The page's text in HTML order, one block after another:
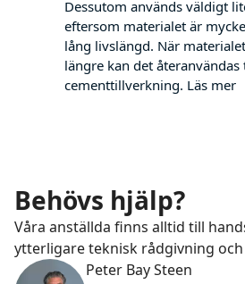
Dessutom används väldigt
eftersom materialet är
lång livslängd. När
längre kan det återanvändas
cementtillverkning. Läs mer
Behövs hjälp?
Våra anställda finns alltid till
ytterligare teknisk rådgivning
Peter Bay Steen